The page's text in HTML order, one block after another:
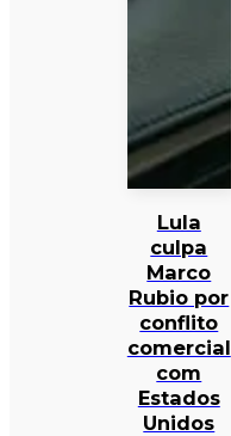
Lula
culpa
Marco
Rubio por
conflito
comercial
com
Estados
Unidos